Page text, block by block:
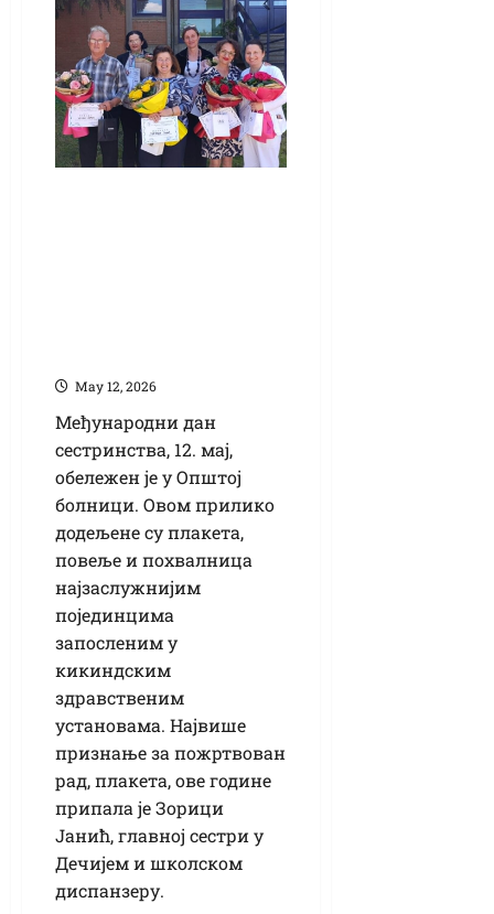
Маy 12, 2026
Међународни дан
сестринства, 12. мај,
обележен је у Општој
болници. Овом прилико
додељене су плакета,
повеље и похвалница
најзаслужнијим
појединцима
запосленим у
кикиндским
здравственим
установама. Највише
признање за пожртвован
рад, плакета, ове године
припала је Зорици
Јанић, главној сестри у
Дечијем и школском
диспанзеру.